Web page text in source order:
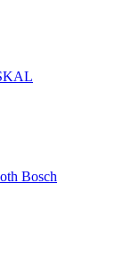
Bosch